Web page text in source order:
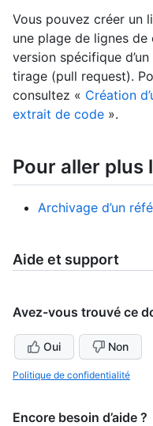
Vous pouvez créer un
une plage de lignes
version spécifique
tirage (pull request).
consultez « Création
extrait de code ».
Pour aller plus
Archivage d’un
Aide et support
Avez-vous trouvé ce
Oui Non
Politique de confidentialité
Encore besoin d’aide ?